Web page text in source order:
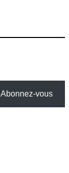
Abonnez-vous